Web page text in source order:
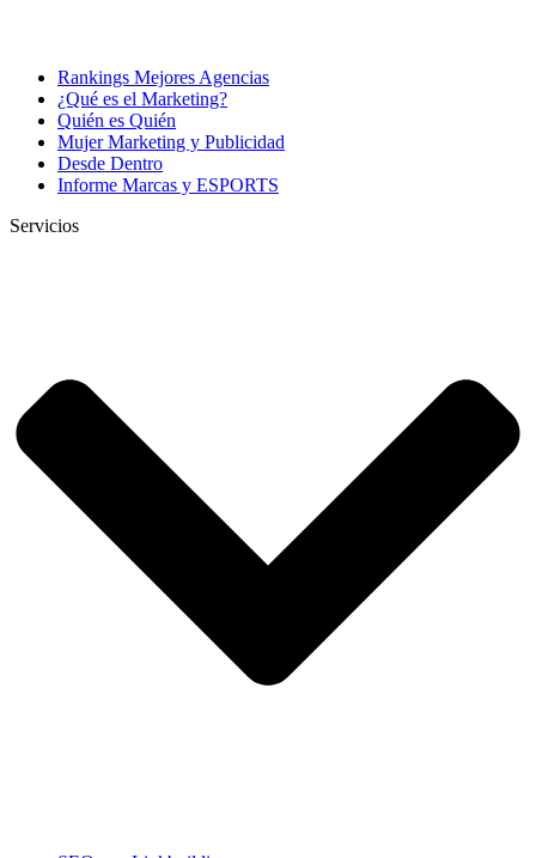
Rankings Mejores Agencias
¿Qué es el Marketing?
Quién es Quién
Mujer Marketing y Publicidad
Desde Dentro
Informe Marcas y ESPORTS
Servicios